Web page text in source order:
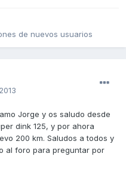
de nuevos usuarios
Jorge y os saludo desde
dink 125, y por ahora
200 km. Saludos a todos y
al foro para preguntar por